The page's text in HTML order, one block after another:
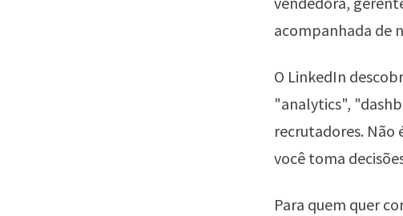
acompanhada de
O LinkedIn
"analytics",
recrutadores.
você toma
Para quem quer